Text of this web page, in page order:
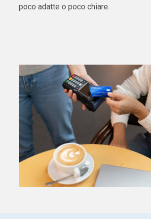
poco adatte o poco chiare.